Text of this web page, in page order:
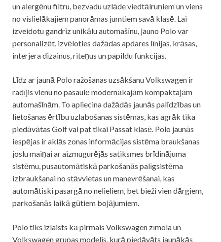
un alergēnu filtru, bezvadu uzlāde viedtālruņiem un viens
no vislielākajiem panorāmas jumtiem savā klasē. Lai
izveidotu gandrīz unikālu automašīnu, jauno Polo var
personalizēt, izvēloties dažādas apdares līnijas, krāsas,
interjera dizainus, riteņus un papildu funkcijas.
Līdz ar jaunā Polo ražošanas uzsākšanu Volkswagen ir
radījis vienu no pasaulē modernākajām kompaktajām
automašīnām. To apliecina dažādās jaunās palīdzības un
lietošanas ērtību uzlabošanas sistēmas, kas agrāk tika
piedāvātas Golf vai pat tikai Passat klasē. Polo jaunās
iespējas ir aklās zonas informācijas sistēma braukšanas
joslu maiņai ar aizmugurējās satiksmes brīdinājuma
sistēmu, pusautomātiskā parkošanās palīgsistēma
izbraukšanai no stāvvietas un manevrēšanai, kas
automātiski pasargā no nelieliem, bet bieži vien dārgiem,
parkošanās laikā gūtiem bojājumiem.
Polo tiks izlaists kā pirmais Volkswagen zīmola un
Volkswagen grupas modelis, kurā piedāvāts jaunākās